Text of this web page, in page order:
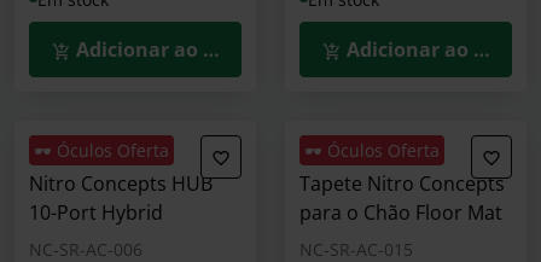
Adicionar ao Carrinho Adicionar ao
🕶️ Óculos Oferta
Nitro Concepts HUB
10-Port Hybrid
NC-SR-AC-006
🕶️ Óculos Oferta
Tapete Nitro Concepts
para o Chão Floor Mat
NC-SR-AC-015